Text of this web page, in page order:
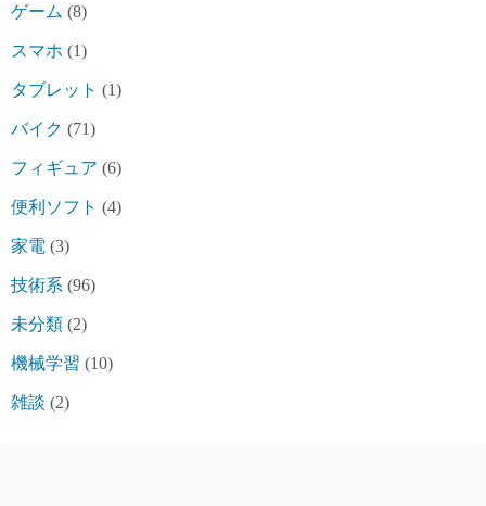
ゲーム (8)
スマホ (1)
タブレット (1)
バイク (71)
フィギュア (6)
便利ソフト (4)
家電 (3)
技術系 (96)
未分類 (2)
機械学習 (10)
雑談 (2)